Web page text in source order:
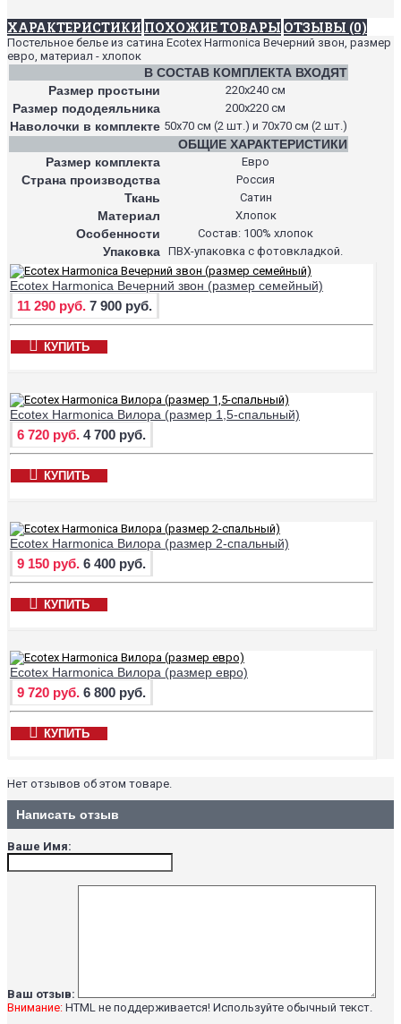
ХАРАКТЕРИСТИКИ ПОХОЖИЕ ТОВАРЫ ОТЗЫВЫ (0)
Постельное белье из сатина Ecotex Harmonica Вечерний звон, размер
евро, материал - хлопок
В СОСТАВ КОМПЛЕКТА ВХОДЯТ
Размер простыни
220х240 см
Размер пододеяльника 200х220 см
Наволочки в комплекте 50х70 см (2 шт.) и 70х70 см (2 шт.)
ОБЩИЕ ХАРАКТЕРИСТИКИ
Размер комплекта
Евро
Страна производства Россия
Ткань Сатин
Материал Хлопок
Особенности Состав: 100% хлопок
Упаковка ПВХ-упаковка с фотовкладкой.
Ecotex Harmonica Вечерний звон (размер семейный)
11 290 руб. 7 900 руб.
КУПИТЬ
Ecotex Harmonica Вилора (размер 1,5-спальный)
6 720 руб. 4 700 руб.
КУПИТЬ
Ecotex Harmonica Вилора (размер 2-спальный)
9 150 руб. 6 400 руб.
КУПИТЬ
Ecotex Harmonica Вилора (размер евро)
9 720 руб. 6 800 руб.
КУПИТЬ
Нет отзывов об этом товаре.
Написать отзыв
Ваше Имя:
Ваш отзыв:
Внимание: HTML не поддерживается! Используйте обычный текст.